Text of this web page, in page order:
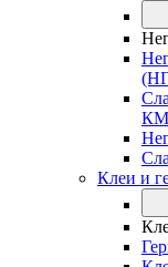
Клеи и